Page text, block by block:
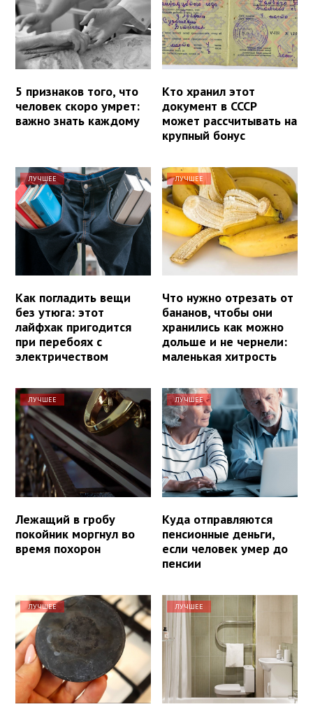
5 признаков того, что
человек скоро умрет:
важно знать каждому
Кто хранил этот
документ в СССР
может рассчитывать на
крупный бонус
ЛУЧШЕЕ
Как погладить вещи
без утюга: этот
лайфхак пригодится
при перебоях с
электричеством
ЛУЧШЕЕ
Что нужно отрезать от
бананов, чтобы они
хранились как можно
дольше и не чернели:
маленькая хитрость
ЛУЧШЕЕ
Лежащий в гробу
покойник моргнул во
время похорон
ЛУЧШЕЕ
Куда отправляются
пенсионные деньги,
если человек умер до
пенсии
ЛУЧШЕЕ ЛУЧШЕЕ